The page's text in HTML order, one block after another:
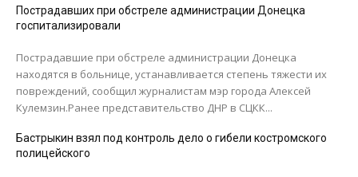
Пострадавших при обстреле администрации Донецка
госпитализировали
Пострадавшие при обстреле администрации Донецка
находятся в больнице, устанавливается степень тяжести их
повреждений, сообщил журналистам мэр города Алексей
Кулемзин.Ранее представительство ДНР в СЦКК...
Бастрыкин взял под контроль дело о гибели костромского
полицейского